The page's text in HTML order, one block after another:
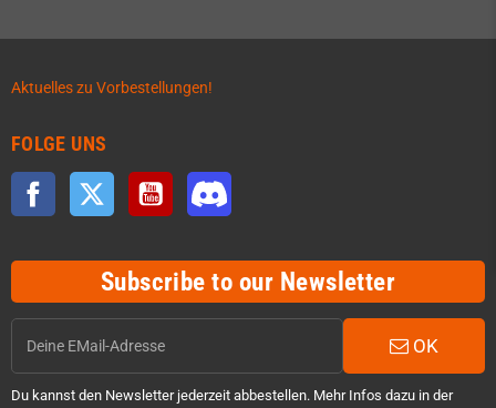
Aktuelles zu Vorbestellungen!
FOLGE UNS
Facebook Twitter YouTube
Subscribe to our Newsletter
OK
Du kannst den Newsletter jederzeit abbestellen. Mehr Infos dazu in der